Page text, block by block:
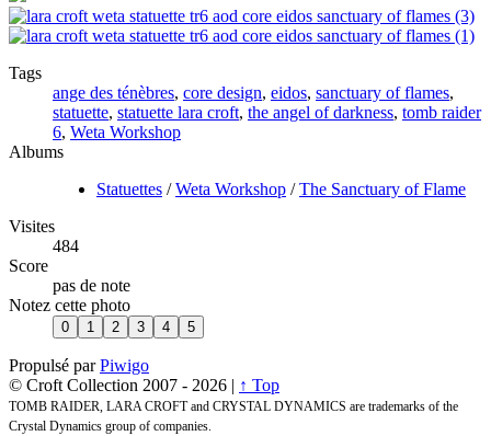
Tags
ange des ténèbres, core design, eidos, sanctuary of flames,
statuette, statuette lara croft, the angel of darkness, tomb raider
6, Weta Workshop
Albums
Statuettes /Weta Workshop /The Sanctuary of Flame
Visites
484
Score
pas de note
Notez cette photo
Propulsé parPiwigo
© Croft Collection 2007 - 2026 | ↑ Top
TOMB RAIDER, LARA CROFT and CRYSTAL DYNAMICS are trademarks of the
Crystal Dynamics group of companies.